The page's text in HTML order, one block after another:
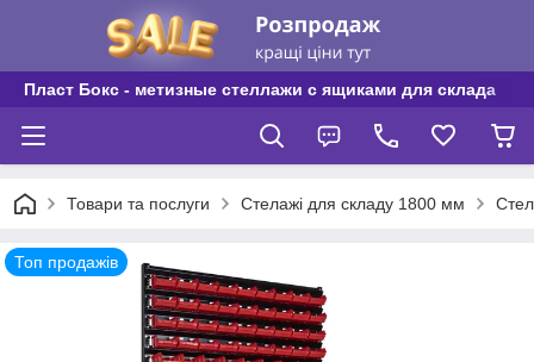
Пласт Бокс - метизные стеллажи с ящиками для склада
Товари та послуги Стелажі для складу 1800 мм
Топ продажів